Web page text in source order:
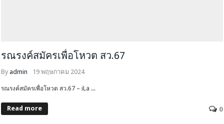
รณรงค์สมัครเพื่อโหวต สว.67
By admin 19 พฤษภาคม 2024
รณรงค์สมัครเพื่อโหวต สว.67 – iLa ...
Read more 0